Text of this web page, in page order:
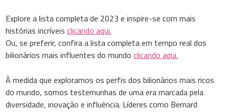
Explore a lista completa de 2023 e inspire-se com mais
histórias incríveisclicando aqui.
Ou, se preferir, confira a lista completa em tempo real dos
bilionários mais influentes do mundoclicando aqui.
À medida que exploramos os perfis dos bilionários mais ricos
do mundo, somos testemunhas de uma era marcada pela
diversidade, inovação e influência. Líderes como Bernard